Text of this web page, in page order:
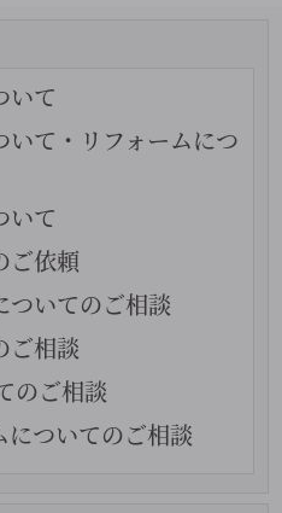
いて
いて・リフォームにつ
いて
ご依頼
ついてのご相談
ご相談
のご相談
についてのご相談